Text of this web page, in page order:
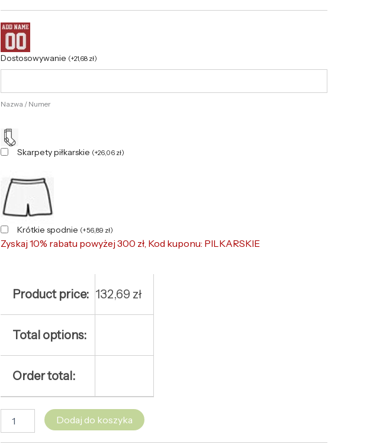
Dostosowywanie (+21,68 zł)
Nazwa / Numer
Skarpety piłkarskie (+26,06 zł)
Krótkie spodnie (+56,89 zł)
Zyskaj 10% rabatu powyżej 300 zł, Kod kuponu: PILKARSKIE
Product price: 132,69 zł
Total options:
Order total:
Dodaj do koszyka